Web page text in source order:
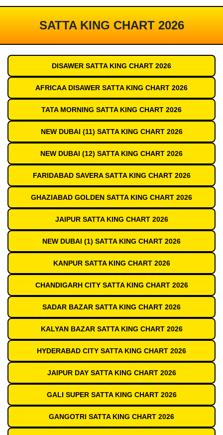
SATTA KING CHART 2026
DISAWER SATTA KING CHART 2026
AFRICAA DISAWER SATTA KING CHART 2026
TATA MORNING SATTA KING CHART 2026
NEW DUBAI (11) SATTA KING CHART 2026
NEW DUBAI (12) SATTA KING CHART 2026
FARIDABAD SAVERA SATTA KING CHART 2026
GHAZIABAD GOLDEN SATTA KING CHART 2026
JAIPUR SATTA KING CHART 2026
NEW DUBAI (1) SATTA KING CHART 2026
KANPUR SATTA KING CHART 2026
CHANDIGARH CITY SATTA KING CHART 2026
SADAR BAZAR SATTA KING CHART 2026
KALYAN BAZAR SATTA KING CHART 2026
HYDERABAD CITY SATTA KING CHART 2026
JAIPUR DAY SATTA KING CHART 2026
GALI SUPER SATTA KING CHART 2026
GANGOTRI SATTA KING CHART 2026